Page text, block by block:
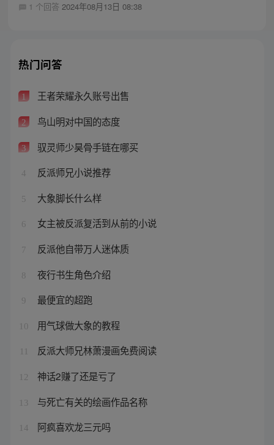
1 个回答 2024年08月13日 08:38
热门问答
1 王者荣耀永久账号出售
2 鸟山明对中国的态度
3 驭灵师少昊骨手链在哪买
4 反派师兄小说推荐
5 大象脚长什么样
6 女主被反派复活到从前的小说
7 反派他自带万人迷体质
8 夜行书生角色介绍
9 最便宜的超跑
10 用气球做大象的教程
反派大师兄林萧漫画免费阅读
12 神话2赚了还是亏了
13 与死亡有关的绘画作品名称
14 阿疯喜欢龙三元吗